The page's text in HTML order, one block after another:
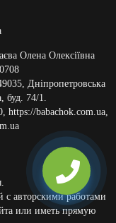
Олена Олексіївна
Дніпропетровська
буд. 74/1.
https://babachok.com.ua,
с авторскими работами
или иметь прямую